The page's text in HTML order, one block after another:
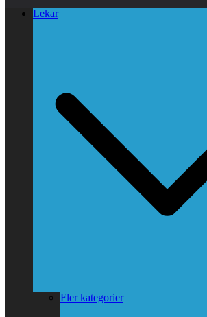
Lekar
Fler kategorier